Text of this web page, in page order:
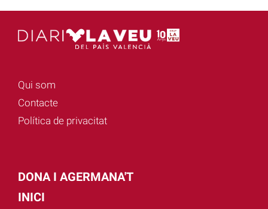
Qui som
Contacte
Política de privacitat
DONA I AGERMANA'T
INICI